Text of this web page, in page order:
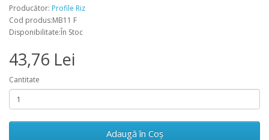
Producător: Profile Riz
Cod produs:MB11 F
Disponibilitate:În Stoc
43,76 Lei
Cantitate
Adaugă în Coş